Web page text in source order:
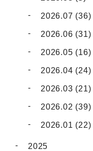
2026.07 (36)
2026.06 (31)
2026.05 (16)
2026.04 (24)
2026.03 (21)
2026.02 (39)
2026.01 (22)
2025